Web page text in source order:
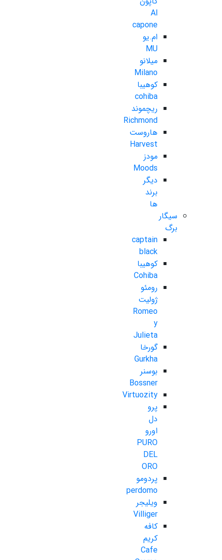
Al
capone
ام.یو
MU
میلانو
Milano
کوهیبا
cohiba
ریچموند
Richmond
هاروست
Harvest
مودز
Moods
دیگر
برند
ها
سیگار
برگ
captain
black
کوهیبا
Cohiba
رومئو
ژولیت
Romeo
y
Julieta
گورخا
Gurkha
بوسنر
Bossner
Virtuozity
پرو
دل
اورو
PURO
DEL
ORO
پردومو
perdomo
ویلیجر
Villiger
کافه
کریم
Cafe